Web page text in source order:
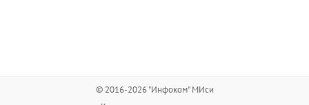
© 2016-2026 "Инфоком" МИси